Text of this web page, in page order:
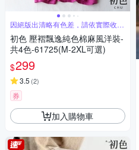
因絕版出清略有色差，請依實際收到
商品為主
初色 壓褶飄逸純色棉麻風洋裝-
共4色-61725(M-2XL可選)
$299
3.5 (2)
券
加入購物車